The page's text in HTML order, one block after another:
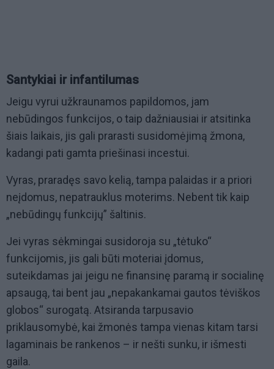
Santykiai ir infantilumas
Jeigu vyrui užkraunamos papildomos, jam
nebūdingos funkcijos, o taip dažniausiai ir atsitinka
šiais laikais, jis gali prarasti susidomėjimą žmona,
kadangi pati gamta priešinasi incestui.
Vyras, praradęs savo kelią, tampa palaidas ir a priori
neįdomus, nepatrauklus moterims. Nebent tik kaip
„nebūdingų funkcijų” šaltinis.
Jei vyras sėkmingai susidoroja su „tėtuko“
funkcijomis, jis gali būti moteriai įdomus,
suteikdamas jai jeigu ne finansinę paramą ir socialinę
apsaugą, tai bent jau „nepakankamai gautos tėviškos
globos“ surogatą. Atsiranda tarpusavio
priklausomybė, kai žmonės tampa vienas kitam tarsi
lagaminais be rankenos – ir nešti sunku, ir išmesti
gaila.